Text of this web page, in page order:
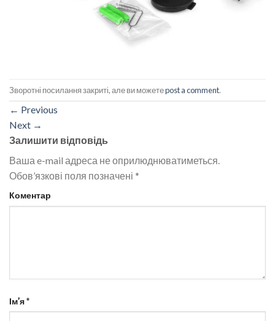
Зворотні посилання закриті, але ви можетеpost a comment.
← Previous
Next →
Залишити відповідь
Ваша e-mail адреса не оприлюднюватиметься.
Обов’язкові поля позначені *
Коментар
Ім’я*